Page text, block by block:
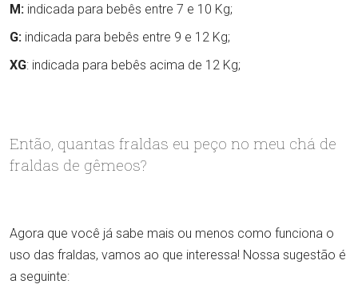
M: indicada para bebês entre 7 e 10 Kg;
G: indicada para bebês entre 9 e 12 Kg;
XG: indicada para bebês acima de 12 Kg;
Então, quantas fraldas eu peço no meu chá de
fraldas de gêmeos?
Agora que você já sabe mais ou menos como funciona o
uso das fraldas, vamos ao que interessa! Nossa sugestão é
a seguinte: